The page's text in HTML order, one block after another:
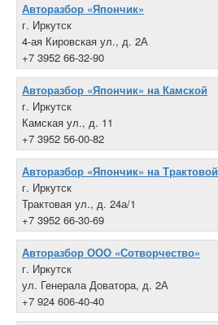
Авторазбор «Япончик»
г. Иркутск
4-ая Кировская ул., д. 2А
+7 3952 66-32-90
Авторазбор «Япончик» на Камской
г. Иркутск
Камская ул., д. 11
+7 3952 56-00-82
Авторазбор «Япончик» на Трактовой
г. Иркутск
Трактовая ул., д. 24а/1
+7 3952 66-30-69
Авторазбор ООО «Сотворчество»
г. Иркутск
ул. Генерала Доватора, д. 2А
+7 924 606-40-40